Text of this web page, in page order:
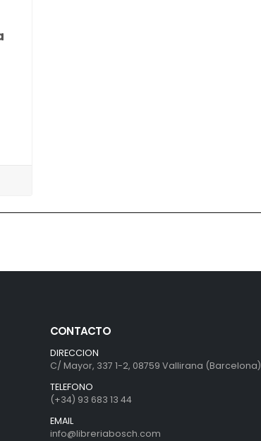
CONTACTO
DIRECCION
C/ Mayor, 337 1-2, 08759 Vallirana (Barcelona)
TELEFONO
(+34) 93 683 13 44
EMAIL
info@libreriabosch.com